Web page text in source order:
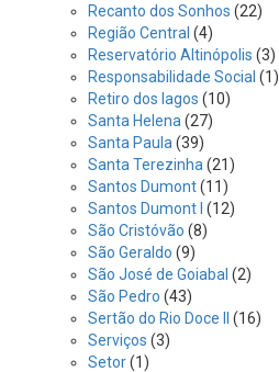
Recanto dos Sonhos (22)
Região Central (4)
Reservatório Altinópolis (3)
Responsabilidade Social (1)
Retiro dos lagos (10)
Santa Helena (27)
Santa Paula (39)
Santa Terezinha (21)
Santos Dumont(11)
Santos Dumont I (12)
São Cristóvão (8)
São Geraldo (9)
São José de Goiabal (2)
São Pedro (43)
Sertão do Rio Doce II
(16)
Serviços (3)
Setor(1)